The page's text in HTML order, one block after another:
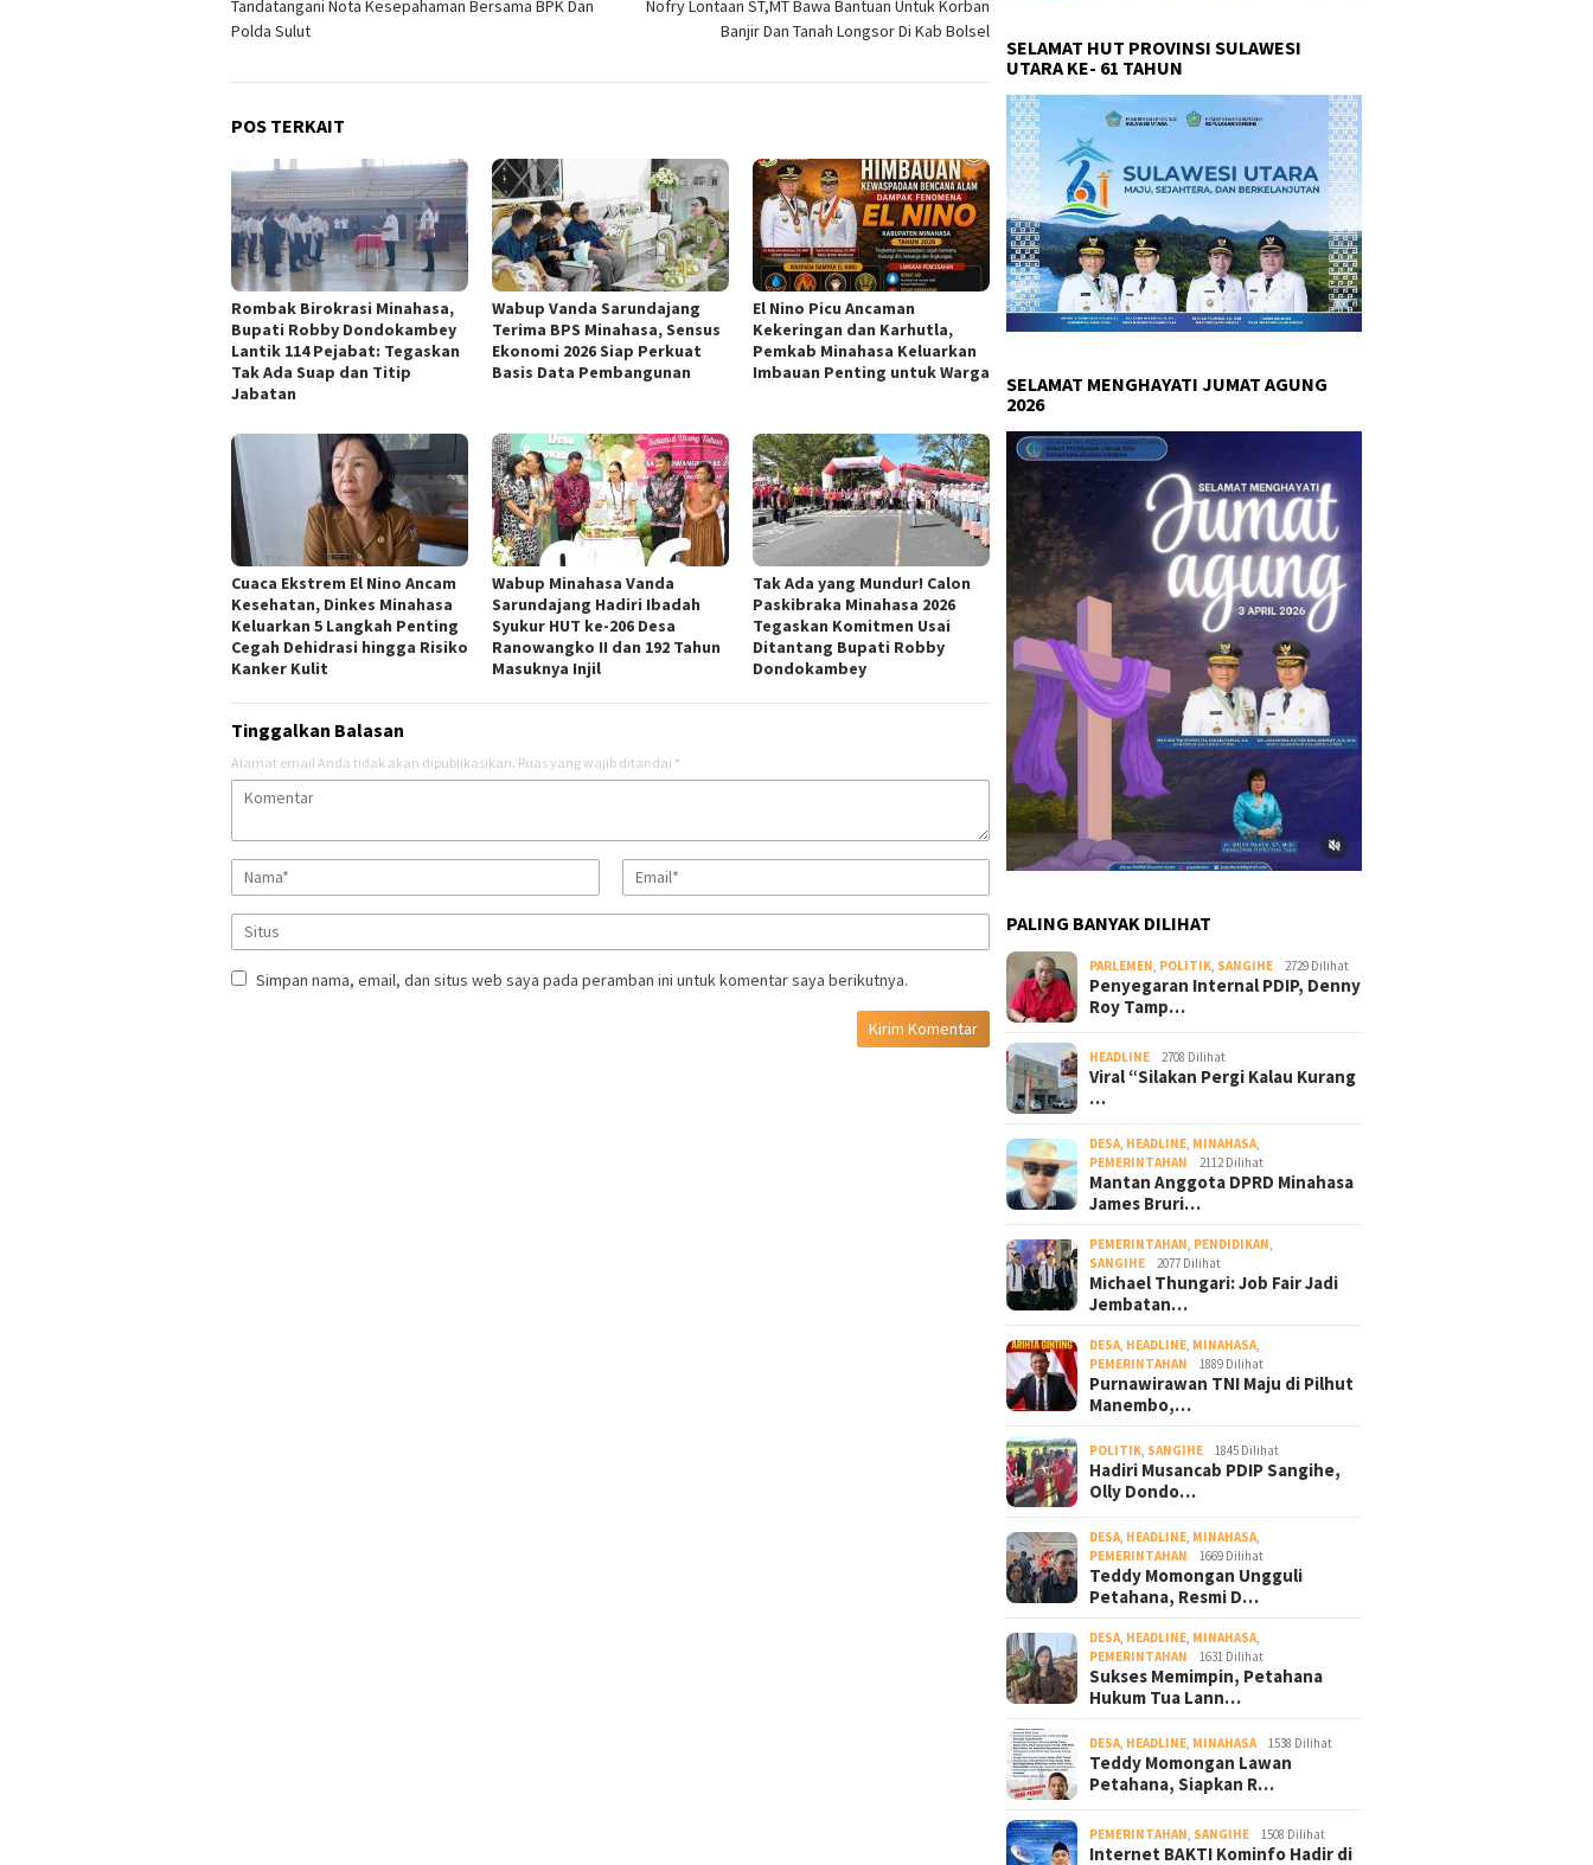
Tandatangani Nota Kesepahaman Bersama BPK Dan
Polda Sulut
Nofry Lontaan ST,MT Bawa Bantuan Untuk Korban
Banjir Dan Tanah Longsor Di Kab Bolsel
POS TERKAIT
Rombak Birokrasi Minahasa,
Bupati Robby Dondokambey
Lantik 114 Pejabat: Tegaskan
Tak Ada Suap dan Titip
Jabatan
Wabup Vanda Sarundajang
Terima BPS Minahasa, Sensus
Ekonomi 2026 Siap Perkuat
Basis Data Pembangunan
El Nino Picu Ancaman
Kekeringan dan Karhutla,
Pemkab Minahasa Keluarkan
Imbauan Penting untuk Warga
Cuaca Ekstrem El Nino Ancam
Kesehatan, Dinkes Minahasa
Keluarkan 5 Langkah Penting
Cegah Dehidrasi hingga Risiko
Kanker Kulit
Wabup Minahasa Vanda
Sarundajang Hadiri Ibadah
Syukur HUT ke-206 Desa
Ranowangko II dan 192 Tahun
Masuknya Injil
Tak Ada yang Mundur! Calon
Paskibraka Minahasa 2026
Tegaskan Komitmen Usai
Ditantang Bupati Robby
Dondokambey
Tinggalkan Balasan
Alamat email Anda tidak akan dipublikasikan. Ruas yang wajib ditandai *
Simpan nama, email, dan situs web saya pada peramban ini untuk komentar saya berikutnya.
SELAMAT HUT PROVINSI SULAWESI
UTARA KE- 61 TAHUN
SELAMAT MENGHAYATI JUMAT AGUNG
2026
PALING BANYAK DILIHAT
PARLEMEN, POLITIK, SANGIHE 2729 Dilihat
Penyegaran Internal PDIP, Denny
Roy Tamp…
HEADLINE 2708 Dilihat
Viral “Silakan Pergi Kalau Kurang
…
DESA, HEADLINE, MINAHASA,
PEMERINTAHAN
2112 Dilihat
Mantan Anggota DPRD Minahasa
James Bruri…
PEMERINTAHAN, PENDIDIKAN,
SANGIHE
2077 Dilihat
Michael Thungari: Job Fair Jadi
Jembatan…
DESA, HEADLINE, MINAHASA,
PEMERINTAHAN
1889 Dilihat
Purnawirawan TNI Maju di Pilhut
Manembo,…
POLITIK, SANGIHE 1845 Dilihat
Hadiri Musancab PDIP Sangihe,
Olly Dondo…
DESA, HEADLINE, MINAHASA,
PEMERINTAHAN
1669 Dilihat
Teddy Momongan Ungguli
Petahana, Resmi D…
DESA, HEADLINE, MINAHASA,
PEMERINTAHAN
1631 Dilihat
Sukses Memimpin, Petahana
Hukum Tua Lann…
DESA, HEADLINE, MINAHASA 1538 Dilihat
Teddy Momongan Lawan
Petahana, Siapkan R…
PEMERINTAHAN, SANGIHE 1508 Dilihat
Internet BAKTI Kominfo Hadir di